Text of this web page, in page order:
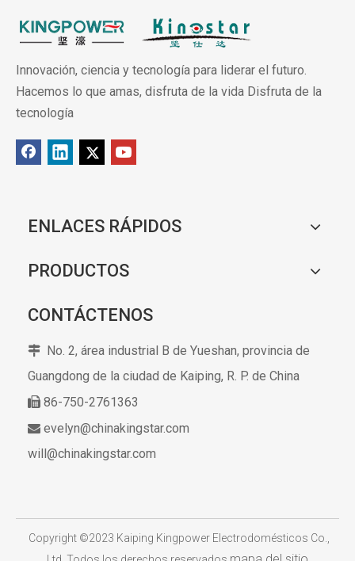
Innovación, ciencia y tecnología para liderar el futuro.
Hacemos lo que amas, disfruta de la vida Disfruta de la
tecnología
ENLACES RÁPIDOS
PRODUCTOS
CONTÁCTENOS
 No. 2, área industrial B de Yueshan, provincia de
Guangdong de la ciudad de Kaiping, R. P. de China
 86-750-2761363
 evelyn@chinakingstar.com
will@chinakingstar.com
Copyright ©2023 Kaiping Kingpower Electrodomésticos Co.,